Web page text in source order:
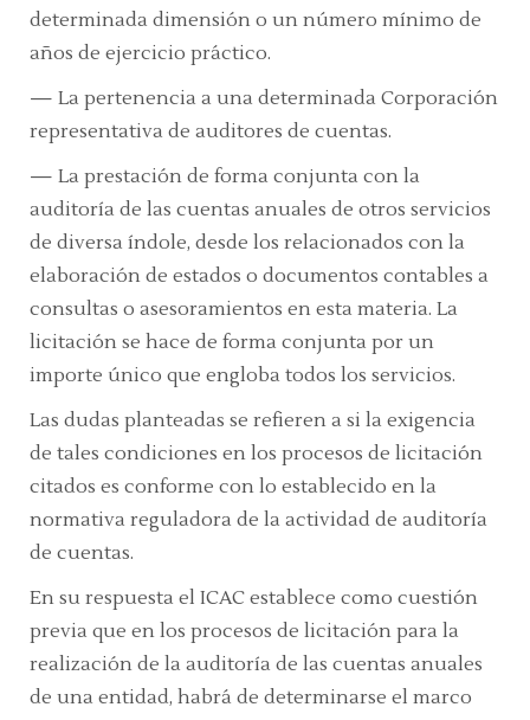
determinada dimensión o un número mínimo de
años de ejercicio práctico.
— La pertenencia a una determinada Corporación
representativa de auditores de cuentas.
— La prestación de forma conjunta con la
auditoría de las cuentas anuales de otros servicios
de diversa índole, desde los relacionados con la
elaboración de estados o documentos contables a
consultas o asesoramientos en esta materia. La
licitación se hace de forma conjunta por un
importe único que engloba todos los servicios.
Las dudas planteadas se refieren a si la exigencia
de tales condiciones en los procesos de licitación
citados es conforme con lo establecido en la
normativa reguladora de la actividad de auditoría
de cuentas.
En su respuesta el ICAC establece como cuestión
previa que en los procesos de licitación para la
realización de la auditoría de las cuentas anuales
de una entidad, habrá de determinarse el marco